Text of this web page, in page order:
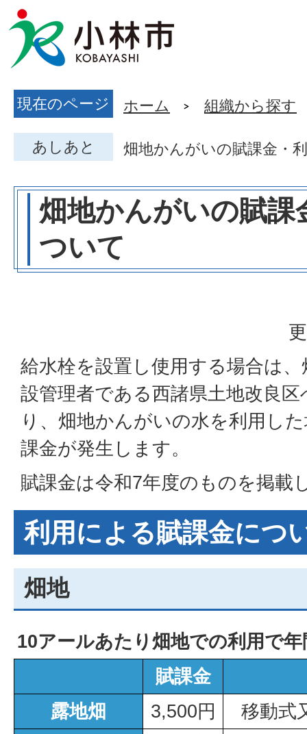
現在のページ ホーム 組織から探す
あしあと 畑地かんがいの賦課金・
畑地かんがいの賦課
ついて
給水栓を設置し使用する場合は
設管理者である西諸県土地改良
り、畑地かんがいの水を利用し
課金が発生します。
賦課金は令和7年度のものを掲載
利用による賦課金につ
畑地
10アールあたり畑地での利用で
賦課金
露地畑
3,500円
移動式